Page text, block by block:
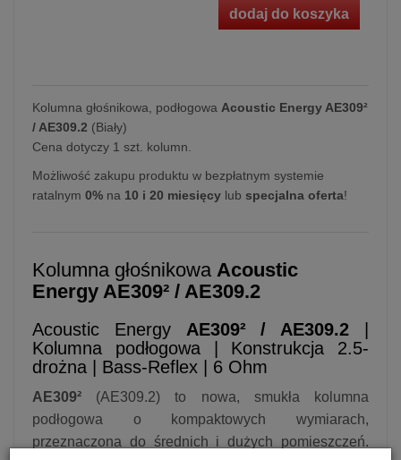
dodaj do koszyka
Kolumna głośnikowa, podłogowa Acoustic Energy AE309²
/ AE309.2 (Biały)
Cena dotyczy 1 szt. kolumn.
Możliwość zakupu produktu w bezpłatnym systemie
ratalnym 0% na 10 i 20 miesięcy lub specjalna oferta!
Kolumna głośnikowa Acoustic
Energy AE309² / AE309.2
Acoustic Energy AE309² / AE309.2
Kolumna podłogowa | Konstrukcja 2.5-
drożna | Bass-Reflex | 6 Ohm
AE309² (AE309.2) to nowa, smukła kolumna
podłogowa o kompaktowych wymiarach,
przeznaczona do średnich i dużych pomieszczeń.